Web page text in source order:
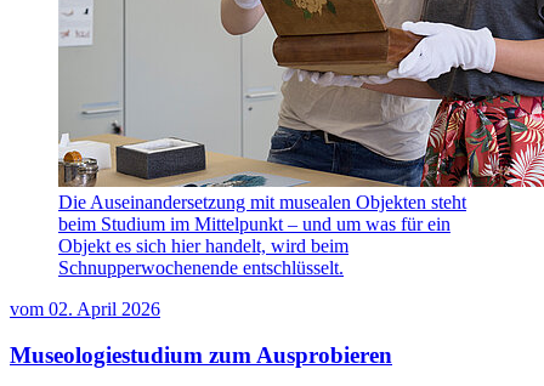
Die Auseinandersetzung mit musealen Objekten steht
beim Studium im Mittelpunkt – und um was für ein
Objekt es sich hier handelt, wird beim
Schnupperwochenende entschlüsselt.
vom 02. April 2026
Museologiestudium zum Ausprobieren